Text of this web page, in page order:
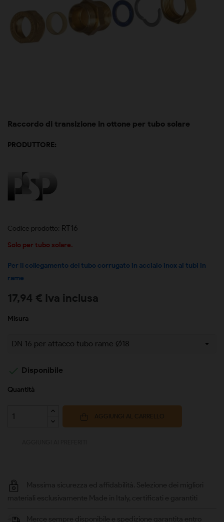
Raccordo di transizione in ottone per tubo solare
PRODUTTORE:
Codice prodotto: RT16
Solo per tubo solare.
Per il collegamento del tubo corrugato in acciaio inox ai tubi in
rame
17,94 € Iva inclusa
Misura
 Disponibile
Quantità
AGGIUNGI AL CARRELLO